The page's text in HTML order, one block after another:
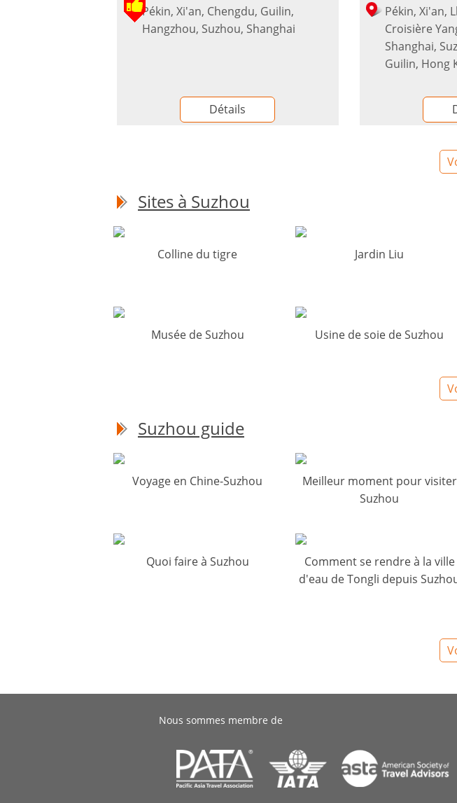
Pékin, Xi'an, Chengdu, Guilin,
Hangzhou, Suzhou, Shanghai
Détails
Pékin, Xi'an,
Croisière
Shanghai,
Guilin, Hong
Sites à Suzhou
Colline du tigre Jardin Liu
Musée de Suzhou Usine de soie de Suzhou
Suzhou guide
Voyage en Chine-Suzhou
Meilleur moment pour visiter
Suzhou
Quoi faire à Suzhou
Comment se rendre à la ville
d'eau de Tongli depuis
Nous sommes membre de